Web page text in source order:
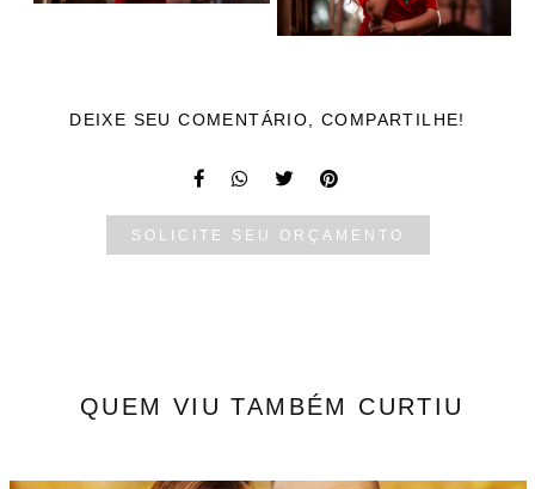
DEIXE SEU COMENTÁRIO, COMPARTILHE!
SOLICITE SEU ORÇAMENTO
QUEM VIU TAMBÉM CURTIU